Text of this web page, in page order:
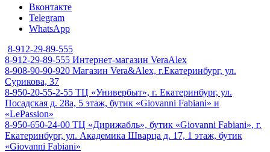
Вконтакте
Telegram
WhatsApp
8-912-29-89-555
8-912-29-89-555 Интернет-магазин VeraAlex
8-908-90-90-920 Магазин Vera&Alex, г.Екатеринбург, ул.
Сурикова, 37
8-950-20-55-2-55 ТЦ «Универбыт», г. Екатеринбург, ул.
Посадская д. 28а, 5 этаж, бутик «Giovanni Fabiani» и
«LePassion»
8-950-650-24-00 ТЦ «Дирижабль», бутик «Giovanni Fabiani», г.
Екатеринбург, ул. Академика Шварца д. 17, 1 этаж, бутик
«Giovanni Fabiani»